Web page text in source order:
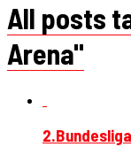
All posts
Arena"
2.Bundesliga